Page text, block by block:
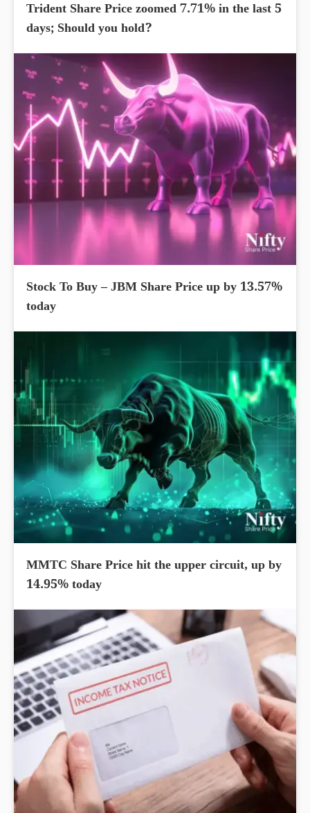
Trident Share Price zoomed 7.71% in the last 5
days; Should you hold?
Stock To Buy – JBM Share Price up by 13.57%
today
MMTC Share Price hit the upper circuit, up by
14.95% today